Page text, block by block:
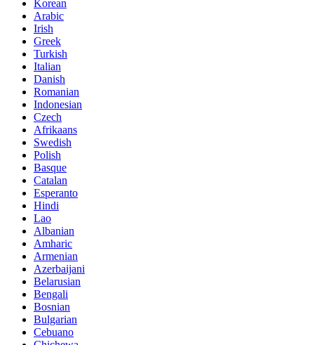
Korean
Arabic
Irish
Greek
Turkish
Italian
Danish
Romanian
Indonesian
Czech
Afrikaans
Swedish
Polish
Basque
Catalan
Esperanto
Hindi
Lao
Albanian
Amharic
Armenian
Azerbaijani
Belarusian
Bengali
Bosnian
Bulgarian
Cebuano